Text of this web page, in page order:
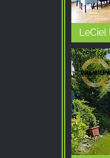
LeCiel
Google LLC
Збір
веб-сайту
duration:
24 години - 2